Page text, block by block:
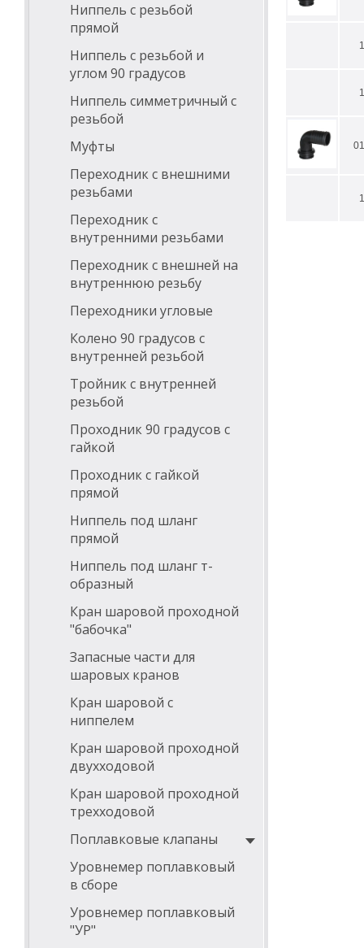
Ниппель с резьбой
прямой
Ниппель с резьбой и
углом 90 градусов
Ниппель симметричный с
резьбой
Муфты
Переходник с внешними
резьбами
Переходник с
внутренними резьбами
Переходник с внешней на
внутреннюю резьбу
Переходники угловые
Колено 90 градусов с
внутренней резьбой
Тройник с внутренней
резьбой
Проходник 90 градусов с
гайкой
Проходник с гайкой
прямой
Ниппель под шланг
прямой
Ниппель под шланг т-
образный
Кран шаровой проходной
"бабочка"
Запасные части для
шаровых кранов
Кран шаровой с
ниппелем
Кран шаровой проходной
двухходовой
Кран шаровой проходной
трехходовой
Поплавковые клапаны
Уровнемер поплавковый
в сборе
Уровнемер поплавковый
"УР"